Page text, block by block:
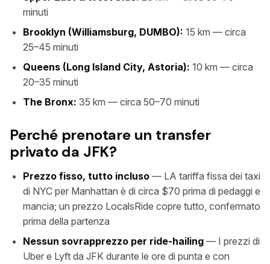
minuti
Brooklyn (Williamsburg, DUMBO): 15 km — circa
25–45 minuti
Queens (Long Island City, Astoria): 10 km — circa
20–35 minuti
The Bronx: 35 km — circa 50–70 minuti
Perché prenotare un transfer
privato da JFK?
Prezzo fisso, tutto incluso — LA tariffa fissa dei taxi
di NYC per Manhattan è di circa $70 prima di pedaggi e
mancia; un prezzo LocalsRide copre tutto, confermato
prima della partenza
Nessun sovrapprezzo per ride-hailing — I prezzi di
Uber e Lyft da JFK durante le ore di punta e con